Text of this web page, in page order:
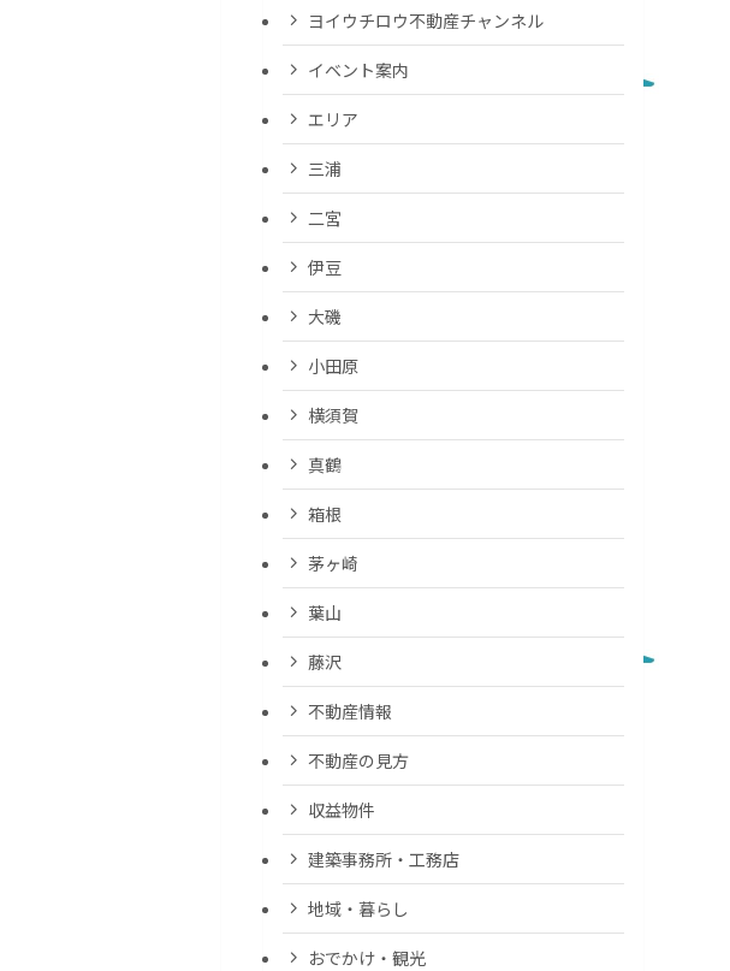
ヨイウチロウ不動産チャンネル
イベント案内
エリア
三浦
二宮
伊豆
大磯
小田原
横須賀
真鶴
箱根
茅ヶ崎
葉山
藤沢
不動産情報
不動産の見方
収益物件
建築事務所・工務店
地域・暮らし
おでかけ・観光